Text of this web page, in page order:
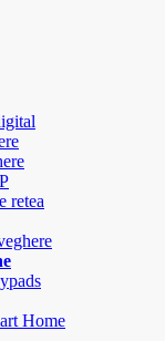
retea
Home